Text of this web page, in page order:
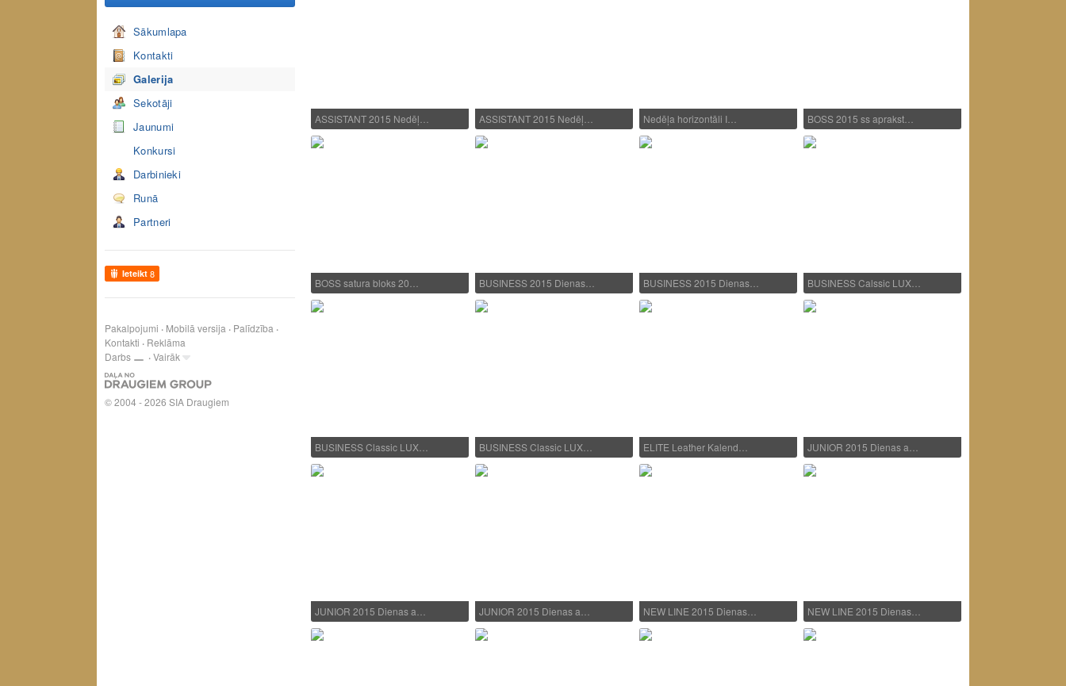
Sākumlapa
Kontakti
Galerija
Sekotāji
Jaunumi
Konkursi
Darbinieki
Runā
Partneri
Ieteikt 8
Pakalpojumi Mobilā versija
Palīdzība
Kontakti
Reklāma
Darbs
Vairāk
© 2004 - 2026 SIA Draugiem
ASSISTANT 2015 Nedēļ… ASSISTANT 2015 Nedēļ… Nedēļa horizontāli I… BOSS 2015 ss aprakst…
BOSS satura bloks 20… BUSINESS 2015 Dienas… BUSINESS 2015 Dienas… BUSINESS Calssic LUX…
BUSINESS Classic LUX… BUSINESS Classic LUX… ELITE Leather Kalend… JUNIOR 2015 Dienas a…
JUNIOR 2015 Dienas a… JUNIOR 2015 Dienas a… NEW LINE 2015 Dienas… NEW LINE 2015 Dienas…